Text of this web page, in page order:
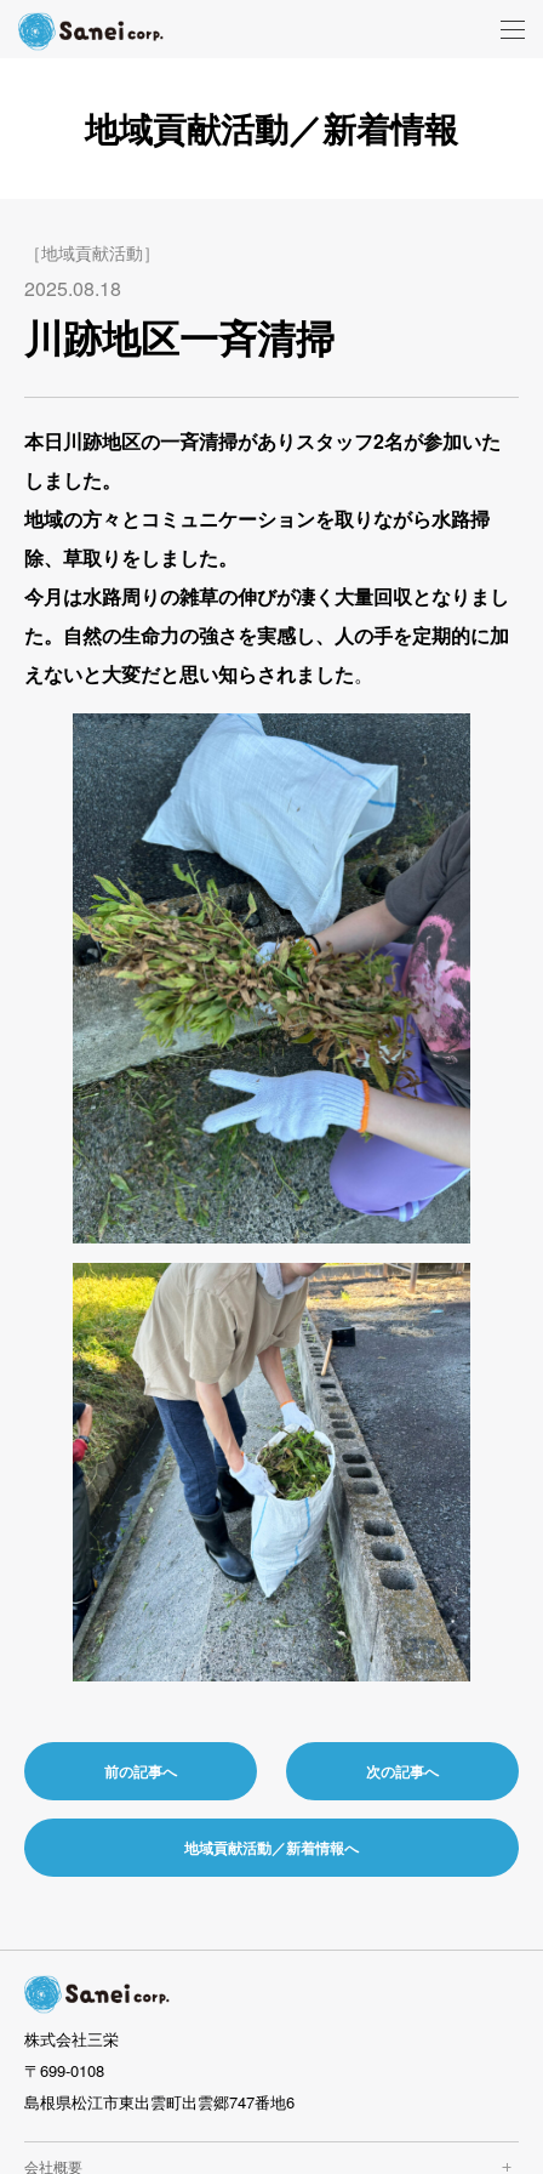
地域貢献活動／新着情報
［地域貢献活動］
2025.08.18
川跡地区一斉清掃
本日川跡地区の一斉清掃がありスタッフ2名が参加いた
しました。
地域の方々とコミュニケーションを取りながら水路掃
除、草取りをしました。
今月は水路周りの雑草の伸びが凄く大量回収となりまし
た。自然の生命力の強さを実感し、人の手を定期的に加
えないと大変だと思い知らされました。
前の記事へ
地域貢献活動／新着情報へ
次の記事へ
株式会社三栄
〒699-0108
島根県松江市東出雲町出雲郷747番地6
会社概要